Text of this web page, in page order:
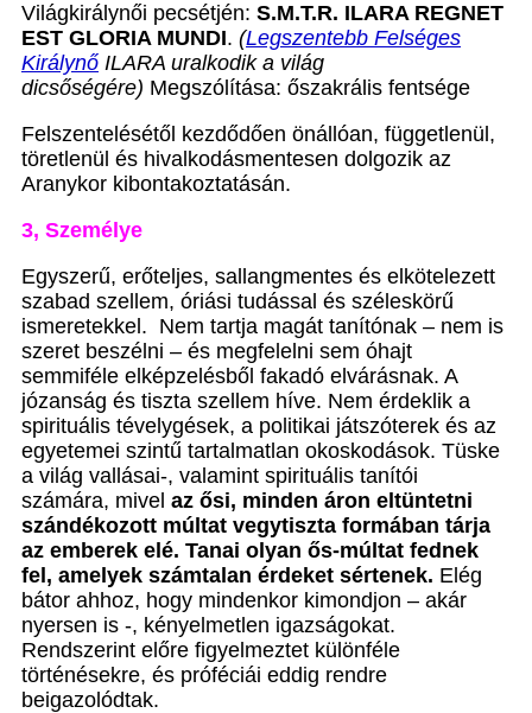
Világkirálynői pecsétjén: S.M.T.R. ILARA REGNET
EST GLORIA MUNDI. (Legszentebb Felséges
Királynő ILARA uralkodik a világ
dicsőségére) Megszólítása: őszakrális fentsége
Felszentelésétől kezdődően önállóan, függetlenül,
töretlenül és hivalkodásmentesen dolgozik az
Aranykor kibontakoztatásán.
3, Személye
Egyszerű, erőteljes, sallangmentes és elkötelezett
szabad szellem, óriási tudással és széleskörű
ismeretekkel. Nem tartja magát tanítónak – nem is
szeret beszélni – és megfelelni sem óhajt
semmiféle elképzelésből fakadó elvárásnak. A
józanság és tiszta szellem híve. Nem érdeklik a
spirituális tévelygések, a politikai játszóterek és az
egyetemei szintű tartalmatlan okoskodások. Tüske
a világ vallásai-, valamint spirituális tanítói
számára, mivel az ősi, minden áron eltüntetni
szándékozott múltat vegytiszta formában tárja
az emberek elé. Tanai olyan ős-múltat fednek
fel, amelyek számtalan érdeket sértenek. Elég
bátor ahhoz, hogy mindenkor kimondjon – akár
nyersen is -, kényelmetlen igazságokat.
Rendszerint előre figyelmeztet különféle
történésekre, és próféciái eddig rendre
beigazolódtak.